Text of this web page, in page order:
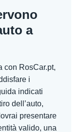
a
con RosCar.pt,
i
indicati
dell’auto,
presentare
valido, una